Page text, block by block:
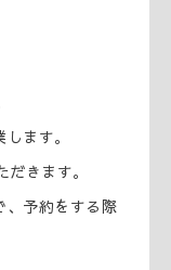
ます。
きます。
、予約をする際